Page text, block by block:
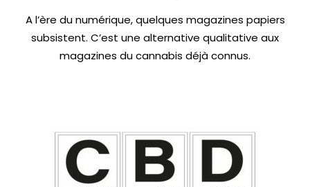
A l’ère du numérique, quelques magazines papiers
subsistent. C’est une alternative qualitative aux
magazines du cannabis déjà connus.